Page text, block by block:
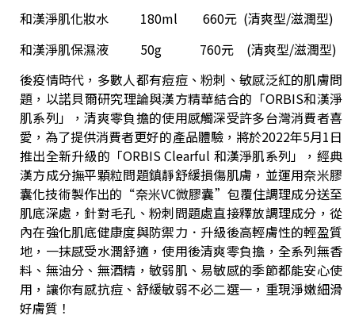
和漢淨肌化妝水 180ml 660元 (清爽型/滋潤型)
和漢淨肌保濕液 50g 760元 (清爽型/滋潤型)
後疫情時代，多數人都有痘痘、粉刺、敏感泛紅的肌膚問
題，以諾貝爾研究理論與漢方精華結合的「ORBIS和漢淨
肌系列」，清爽零負擔的使用感觸深受許多台灣消費者喜
愛，為了提供消費者更好的產品體驗，將於2022年5月1日
推出全新升級的「ORBIS Clearful 和漢淨肌系列」，經典
漢方成分撫平顆粒問題鎮靜舒緩損傷肌膚，並運用奈米膠
囊化技術製作出的“奈米VC微膠囊”包覆住調理成分送至
肌底深處，針對毛孔、粉刺問題處直接釋放調理成分，從
內在強化肌底健康度與防禦力．升級後高輕膚性的輕盈質
地，一抹感受水潤舒適，使用後清爽零負擔，全系列無香
料、無油分、無酒精，敏弱肌、易敏感的季節都能安心使
用，讓你有感抗痘、舒緩敏弱不必二選一，重現淨嫩細滑
好膚質！